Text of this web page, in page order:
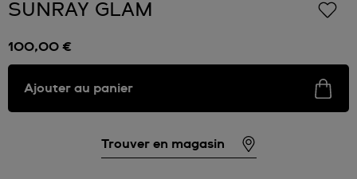
SUNRAY GLAM
100,00 €
Ajouter au panier
Trouver en magasin